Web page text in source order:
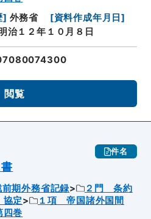
] 外務省 [資料作成年月日]
治１２年１０月８日
閲覧
件名
前期外務省記録
２門 条約
定
１項 帝国諸外国間
巻